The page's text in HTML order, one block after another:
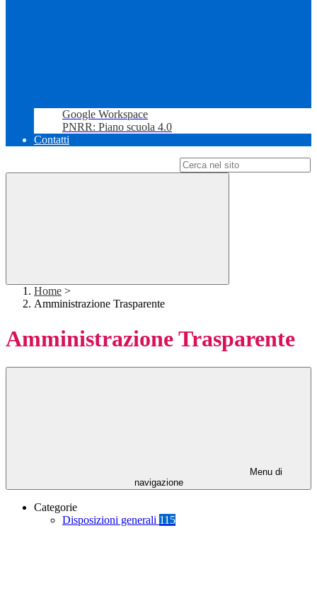
Google Workspace
PNRR: Piano scuola 4.0
Contatti
Home >
Amministrazione Trasparente
Amministrazione Trasparente
Menu di
navigazione
Categorie
Disposizioni generali 115